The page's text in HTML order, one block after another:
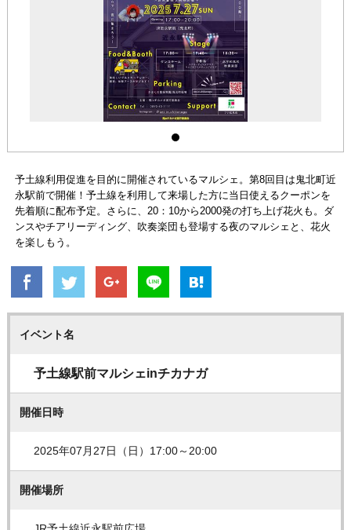
予土線利用促進を目的に開催されているマルシェ。第8回目は鬼北町近
永駅前で開催！予土線を利用して来場した方に当日使えるクーポンを
先着順に配布予定。さらに、20：10から2000発の打ち上げ花火も。ダ
ンスやチアリーディング、吹奏楽団も登場する夜のマルシェと、花火
を楽しもう。
イベント名
予土線駅前マルシェinチカナガ
開催日時
2025年07月27日（日）17:00～20:00
開催場所